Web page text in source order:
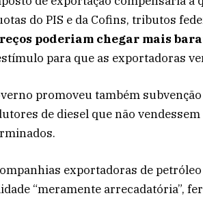
do PIS e da Cofins, tributos
poderiam chegar mais
para que as exportadoras
promoveu também
de diesel que não
exportadoras de
“meramente arrecadatória”,